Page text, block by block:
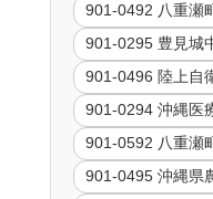
901-0492 八重瀬
901-0295 豊見城
901-0496 陸上
901-0294 沖縄医
901-0592 八重
901-0495 沖縄県